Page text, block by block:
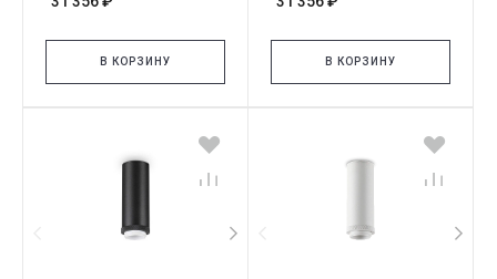
ROUND 2700K ON-OFF BI
В КОРЗИНУ
ROUND 2700K ON-OFF NE
В КОРЗИНУ